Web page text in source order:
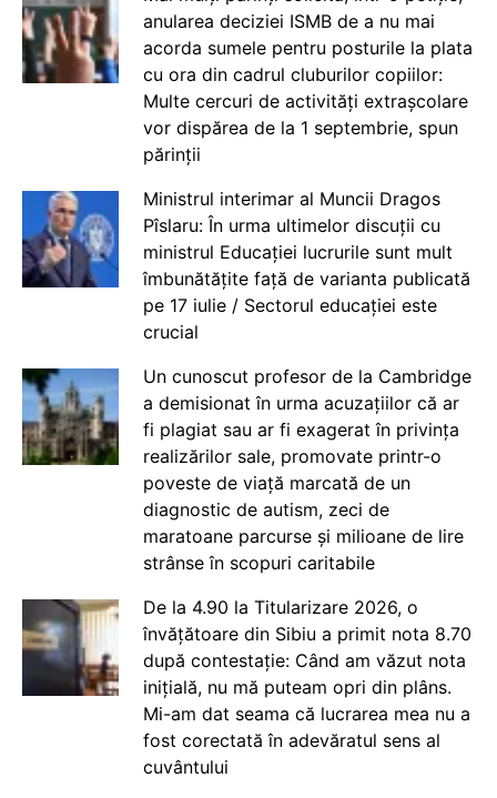
anularea deciziei ISMB de a nu mai
acorda sumele pentru posturile la plata
cu ora din cadrul cluburilor copiilor:
Multe cercuri de activități extrașcolare
vor dispărea de la 1 septembrie, spun
părinții
Ministrul interimar al Muncii Dragos
Pîslaru: În urma ultimelor discuții cu
ministrul Educației lucrurile sunt mult
îmbunătățite față de varianta publicată
pe 17 iulie / Sectorul educației este
crucial
Un cunoscut profesor de la Cambridge
a demisionat în urma acuzațiilor că ar
fi plagiat sau ar fi exagerat în privința
realizărilor sale, promovate printr-o
poveste de viață marcată de un
diagnostic de autism, zeci de
maratoane parcurse și milioane de lire
strânse în scopuri caritabile
De la 4.90 la Titularizare 2026, o
învățătoare din Sibiu a primit nota 8.70
după contestație: Când am văzut nota
inițială, nu mă puteam opri din plâns.
Mi-am dat seama că lucrarea mea nu a
fost corectată în adevăratul sens al
cuvântului